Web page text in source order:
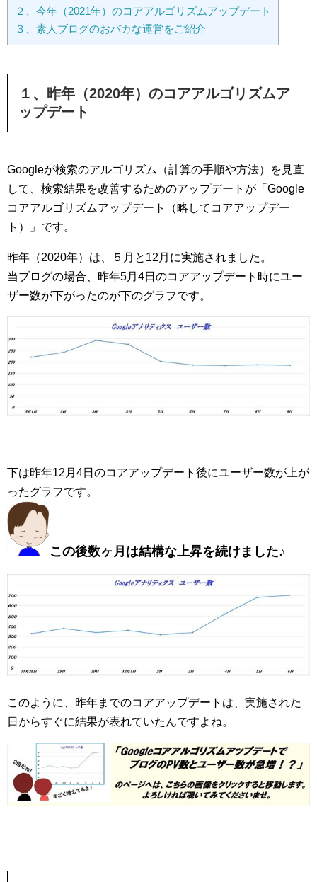
２、今年（2021年）のコアアルゴリズムアップデート
３、素人ブログのおバカな運営をご紹介
１、昨年（2020年）のコアアルゴリズムア
ップデート
Googleが検索のアルゴリズム（計算の手順や方法）を見直
して、検索結果を改善するためのアップデートが「Google
コアアルゴリズムアップデート（略してコアアップデー
ト）」です。
昨年（2020年）は、５月と12月に実施されました。
当ブログの場合、昨年5月4日のコアアップデート時にユー
ザー数が下がったのが下のグラフです。
下は昨年12月4日のコアアップデート後にユーザー数が上が
ったグラフです。
この後数ヶ月は結構な上昇を続けました♪
このように、昨年までのコアアップデートは、実施された
日からすぐに結果が表れていたんですよね。